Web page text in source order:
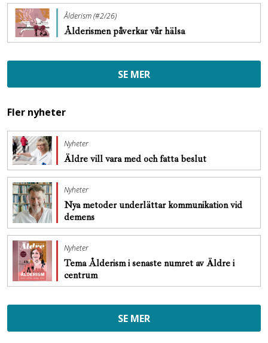
Ålderism (#2/26)
Ålderismen påverkar vår hälsa
SE MER
Fler nyheter
Nyheter
Äldre vill vara med och fatta beslut
Nyheter
Nya metoder underlättar kommunikation vid
demens
Nyheter
Tema Ålderism i senaste numret av Äldre i
centrum
SE MER